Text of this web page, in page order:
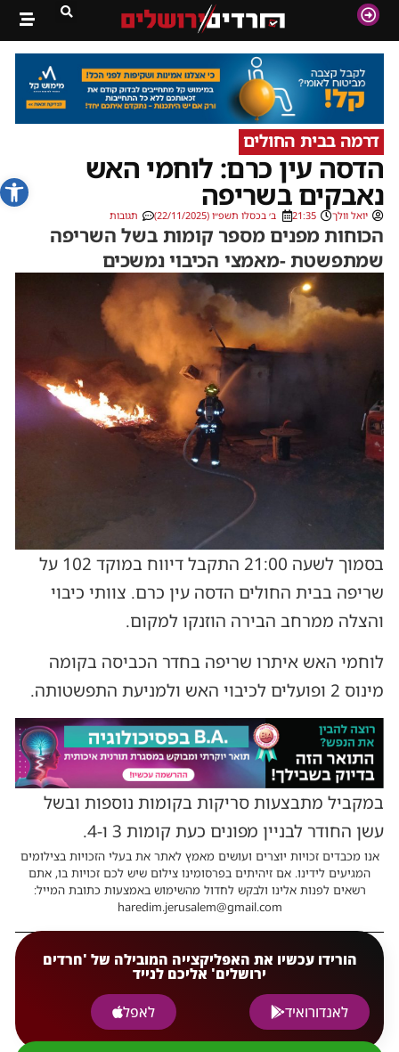
פתח
דרמה בבית החולים
הדסה עין כרם: לוחמי האש
נאבקים בשריפה
יואל וולך 21:35 ב׳ בכסלו תשפ״ו (22/11/2025) תגובות
הכוחות מפנים מספר קומות בשל השריפה
שמתפשטת -מאמצי הכיבוי נמשכים
בסמוך לשעה 21:00 התקבל דיווח במוקד 102 על
שריפה בבית החולים הדסה עין כרם. צוותי כיבוי
והצלה ממרחב הבירה הוזנקו למקום.
לוחמי האש איתרו שריפה בחדר הכביסה בקומה
מינוס 2 ופועלים לכיבוי האש ולמניעת התפשטותה.
במקביל מתבצעות סריקות בקומות נוספות ובשל
עשן החודר לבניין מפונים כעת קומות 3 ו-4.
אנו מכבדים זכויות יוצרים ועושים מאמץ לאתר את בעלי הזכויות בצילומים
המגיעים לידינו. אם זיהיתים בפרסומינו צילום שיש לכם זכויות בו, אתם
רשאים לפנות אלינו ולבקש לחדול מהשימוש באמצעות כתובת המייל:
haredim.jerusalem@gmail.com
הורידו עכשיו את האפליקצייה המובילה של 'חרדים
ירושלים' אליכם לנייד
לאנדורואיד
לאפל